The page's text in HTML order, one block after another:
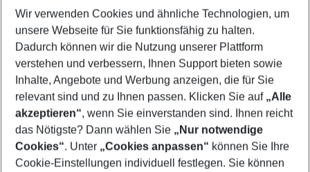
Select your date range
12/08/26–10/08/27 5-8 nights
Who will travel
2 adults No children
Show more filter
Wir verwenden Cookies und ähnliche Technologien, um
unsere Webseite für Sie funktionsfähig zu halten.
Dadurch können wir die Nutzung unserer Plattform
verstehen und verbessern, Ihnen Support bieten sowie
Inhalte, Angebote und Werbung anzeigen, die für Sie
relevant sind und zu Ihnen passen. Klicken Sie auf „Alle
akzeptieren“, wenn Sie einverstanden sind. Ihnen reicht
das Nötigste? Dann wählen Sie „Nur notwendige
Cookies“. Unter „Cookies anpassen“ können Sie Ihre
Cookie-Einstellungen individuell festlegen. Sie können